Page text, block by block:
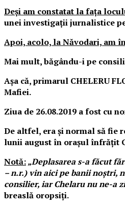
Deși am constatat la fața
unei investigații jurnalistice
Apoi, acolo, la Năvodari, am
Mai mult, băgându-i pe
Așa că, primarul CHELERU
Mafiei.
Ziua de 26.08.2019 a fost cu
De altfel, era și normal să fie
lunii august în orașul înfrățit
Notă:„Deplasarea s-a făcut
– n.r.) vin aici pe banii noștri,
consilier, iar Chelaru nu ne-a
breaslă oropsiți.